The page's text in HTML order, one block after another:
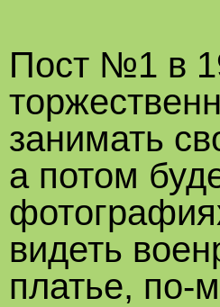
Пост №1 в
занимать
а потом
видеть
платье, по-